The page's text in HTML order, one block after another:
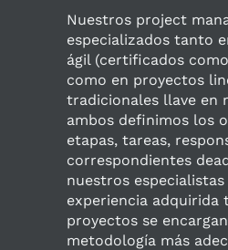
Nuestros project
especializados tanto
ágil (certificados como
como en proyectos
tradicionales llave en
ambos definimos los
etapas, tareas,
correspondientes
nuestros
experiencia adquirida
proyectos se
metodología más